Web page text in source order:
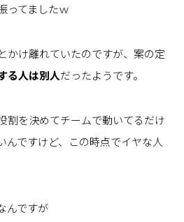
ってましたｗ
かけ離れていたのですが、案の定
る人は別人だったようです。
割を決めてチームで動いてるだけ
んですけど、この時点でイヤな人
んですが